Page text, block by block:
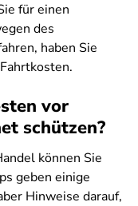
für einen
des
haben Sie
vor
schützen?
können Sie
geben einige
Hinweise darauf,